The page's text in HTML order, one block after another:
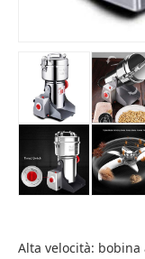
Alta velocità: